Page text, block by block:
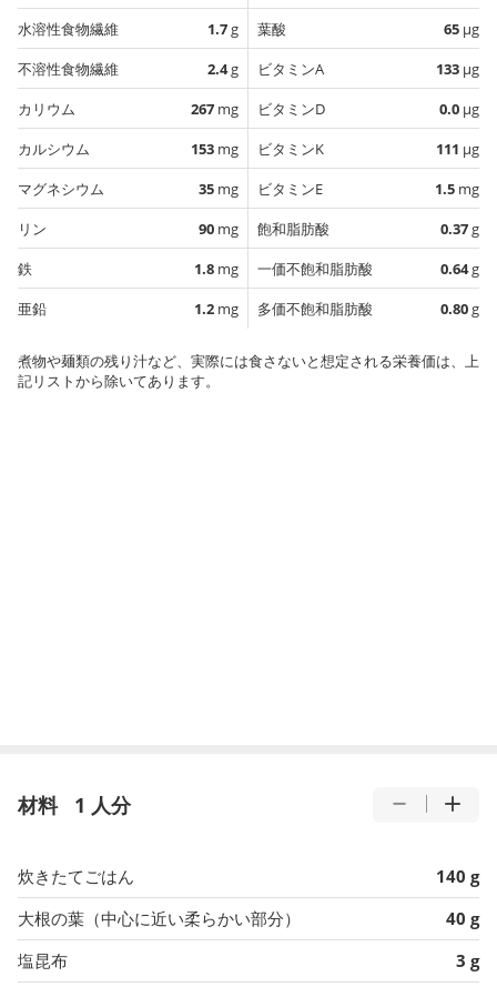
水溶性食物繊維
1.7g
不溶性食物繊維
2.4g
カリウム
267 mg
カルシウム
153 mg
マグネシウム
35 mg
リン
90 mg
鉄
1.8 mg
亜鉛
1.2 mg
葉酸
65 µg
ビタミンA
133 µg
ビタミンD
0.0 µg
ビタミンK
111 µg
ビタミンE
1.5 mg
飽和脂肪酸
0.37g
一価不飽和脂肪酸
0.64g
多価不飽和脂肪酸
0.80g
煮物や麺類の残り汁など、実際には食さないと想定される栄養価は、上
記リストから除いてあります。
材料 1 人分
炊きたてごはん
140 g
大根の葉（中心に近い柔らかい部分）
40 g
塩昆布
3 g